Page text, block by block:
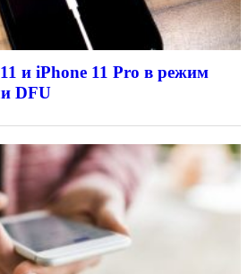
и iPhone 11 Pro в режим
DFU